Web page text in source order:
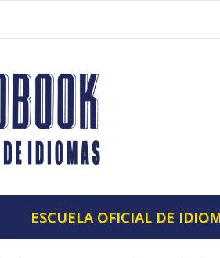
ESCUELA OFICIAL DE